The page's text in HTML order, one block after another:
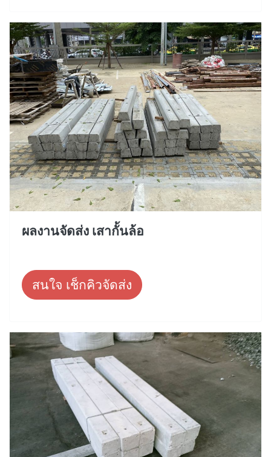
ผลงานจัดส่ง เสากั้นล้อ
สนใจ เช็กคิวจัดส่ง